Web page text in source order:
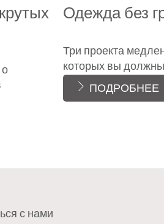
Одежда без
Три проекта
которых вы
ПОДРОБНЕЕ
с нами